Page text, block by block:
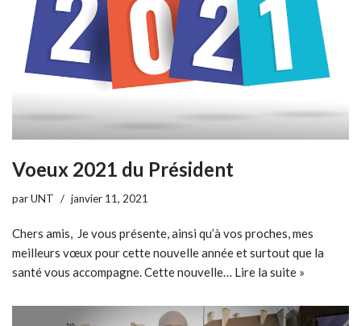
Voeux 2021 du Président
parUNT janvier 11, 2021
Chers amis, Je vous présente, ainsi qu’à vos proches, mes
meilleurs vœux pour cette nouvelle année et surtout que la
santé vous accompagne. Cette nouvelle… Lire la suite »